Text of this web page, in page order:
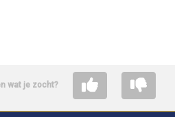
wat je zocht?